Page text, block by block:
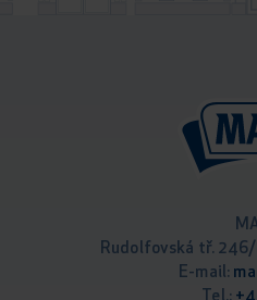
Rudolfovská tř. 246/
E-mail: